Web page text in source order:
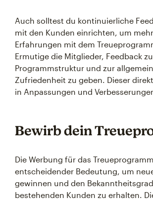
Auch solltest du kontinuierliche
mit den Kunden einrichten, um
Erfahrungen mit dem
Ermutige die Mitglieder, Feedback
Programmstruktur und zur
Zufriedenheit zu geben. Dieser
in Anpassungen und
Bewirb dein
Die Werbung für das
entscheidender Bedeutung, um
gewinnen und den
bestehenden Kunden zu erhalten.